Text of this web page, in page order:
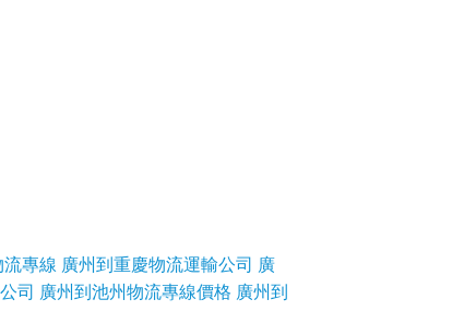
專線 廣州到重慶物流運輸公司 廣
司 廣州到池州物流專線價格 廣州到